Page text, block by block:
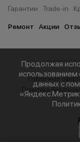
Гарантии
Trade-in
Ремонт Акции
©
Публичная
Политика
Продолжая
данных с